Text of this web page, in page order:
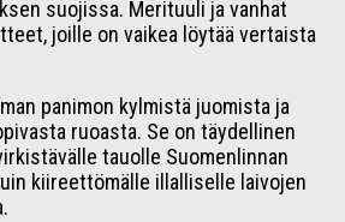
suojissa. Merituuli ja vanhat
joille on vaikea löytää vertaista
panimon kylmistä juomista ja
ruoasta. Se on täydellinen
tauolle Suomenlinnan
kiireettömälle illalliselle laivojen